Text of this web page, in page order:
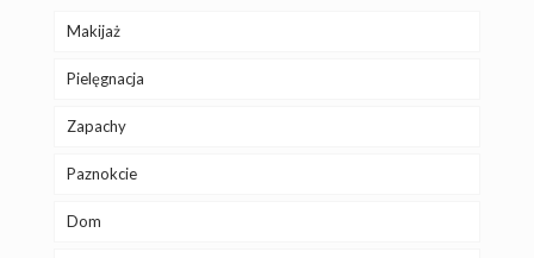
Makijaż
Pielęgnacja
Zapachy
Paznokcie
Dom